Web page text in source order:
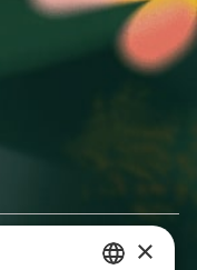
×